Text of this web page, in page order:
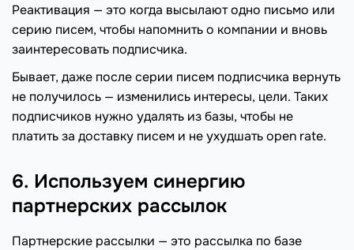
Реактивация — это когда высылают одно письмо или
серию писем, чтобы напомнить о компании и вновь
заинтересовать подписчика.
Бывает, даже после серии писем подписчика вернуть
не получилось — изменились интересы, цели. Таких
подписчиков нужно удалять из базы, чтобы не
платить за доставку писем и не ухудшать open rate.
6. Используем синергию
партнерских рассылок
Партнерские рассылки — это рассылка по базе